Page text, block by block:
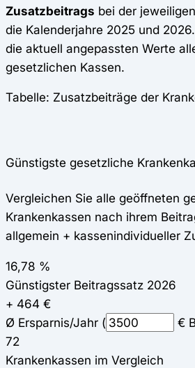
Zusatzbeitrags bei der jeweiligen
die Kalenderjahre 2025 und
die aktuell angepassten Werte
gesetzlichen Kassen.
Tabelle: Zusatzbeiträge der
Günstigste gesetzliche
Vergleichen Sie alle geöffneten
Krankenkassen nach ihrem
allgemein + kassenindividueller
16,78 %
Günstigster Beitragssatz 2026
+ 464 €
Ø Ersparnis/Jahr (
€
72
Krankenkassen im Vergleich